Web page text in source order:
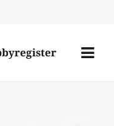
Menü